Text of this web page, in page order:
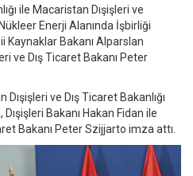
ile Macaristan Dışişleri ve
Enerji Alanında İşbirliği
Kaynaklar Bakanı Alparslan
ve Dış Ticaret Bakanı Peter
Dışişleri ve Dış Ticaret Bakanlığı
Bakanı Hakan Fidan ile
Bakanı Peter Szijjarto imza attı.